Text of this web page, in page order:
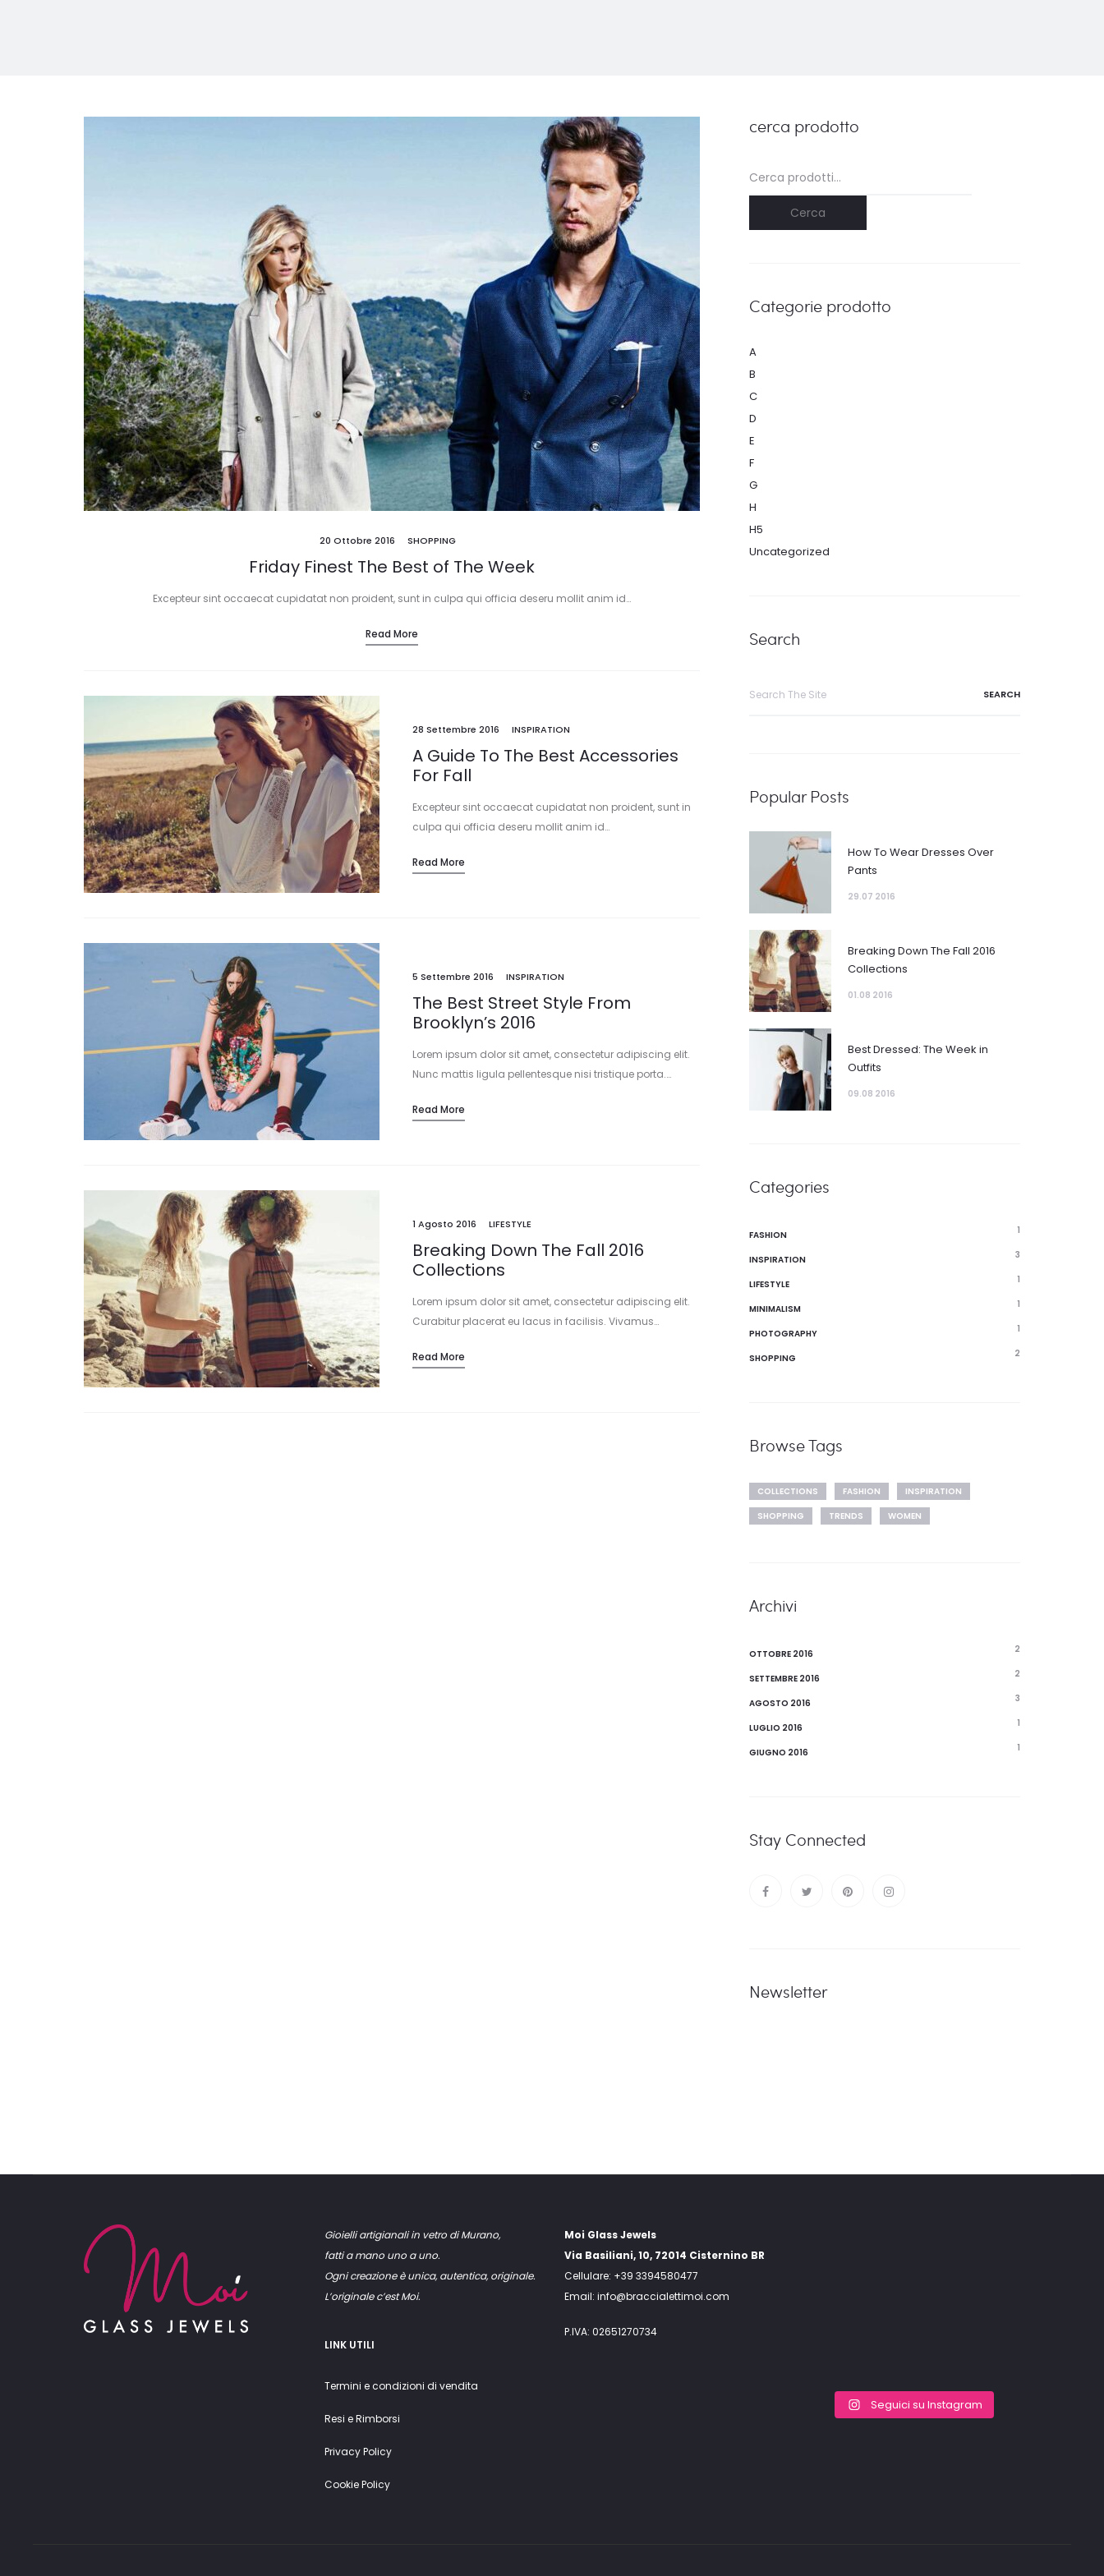
20 Ottobre 2016 SHOPPING
Friday Finest The Best of The Week
Excepteur sint occaecat cupidatat non proident, sunt in culpa qui officia deseru mollit anim id…
Read More
28 Settembre 2016 INSPIRATION
A Guide To The Best Accessories
For Fall
Excepteur sint occaecat cupidatat non proident, sunt in
culpa qui officia deseru mollit anim id…
Read More
5 Settembre 2016 INSPIRATION
The Best Street Style From
Brooklyn’s 2016
Lorem ipsum dolor sit amet, consectetur adipiscing elit.
Nunc mattis ligula pellentesque nisi tristique porta.…
Read More
1 Agosto 2016 LIFESTYLE
Breaking Down The Fall 2016
Collections
Lorem ipsum dolor sit amet, consectetur adipiscing elit.
Curabitur placerat eu lacus in facilisis. Vivamus…
Read More
cerca prodotto
Cerca:
Cerca
Categorie prodotto
A
B
C
D
E
F
G
H
H5
Uncategorized
Search
Popular Posts
How To Wear Dresses Over
Pants
29.07 2016
Breaking Down The Fall 2016
Collections
01.08 2016
Best Dressed: The Week in
Outfits
09.08 2016
Categories
FASHION 1
INSPIRATION 3
LIFESTYLE 1
MINIMALISM 1
PHOTOGRAPHY 1
SHOPPING 2
Browse Tags
COLLECTIONS FASHION
INSPIRATION
SHOPPING
TRENDS WOMEN
Archivi
OTTOBRE 2016 2
SETTEMBRE 2016 2
AGOSTO 2016 3
LUGLIO 2016 1
GIUGNO 2016 1
Stay Connected
Newsletter
Gioielli artigianali in vetro di Murano,
fatti a mano uno a uno.
Ogni creazione è unica, autentica, originale.
L’originale c’est Moi.
LINK UTILI
Termini e condizioni di vendita
Resi e Rimborsi
Privacy Policy
Cookie Policy
Moi Glass Jewels
Via Basiliani, 10, 72014 Cisternino BR
Cellulare: +39 3394580477
Email: info@braccialettimoi.com
P.IVA: 02651270734
Seguici su Instagram